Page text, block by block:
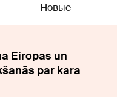
Новые
Eiropas un
par kara